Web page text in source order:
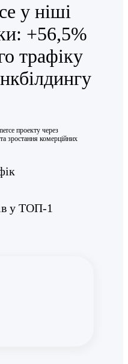
у ніші
+56,5%
трафіку
проекту через
зростання комерційних
у ТОП-1